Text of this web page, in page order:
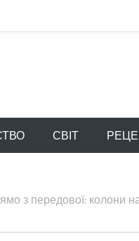
СВІТ
з передової: колони